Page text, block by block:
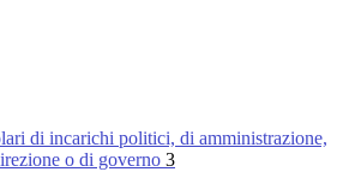
di incarichi politici, di amministrazione,
o di governo 3